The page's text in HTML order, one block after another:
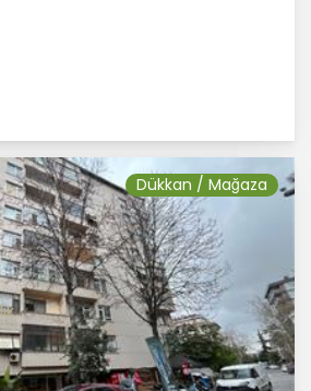
Dükkan / Mağaza